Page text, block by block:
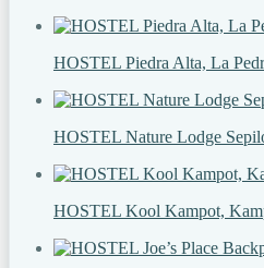
HOSTEL Piedra Alta, La
HOSTEL Nature Lodge
HOSTEL Kool Kampot,